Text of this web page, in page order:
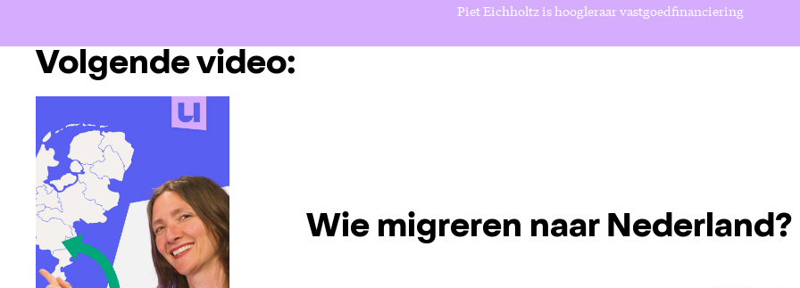
Piet Eichholtz is hoogleraar vastgoedfinanciering
Volgende video:
Wie migreren naar Nederland?